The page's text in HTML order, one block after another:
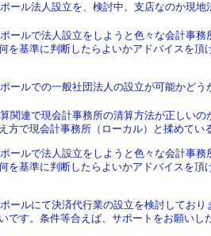
ール法人設立を、検討中。支店なのか現地
ールで法人設立をしようと色々な会計事務
を基準に判断したらよいかアドバイスを頂
ールでの一般社団法人の設立が可能かどう
算関連で現会計事務所の清算方法が正しい
方で現会計事務所（ローカル）と揉めてい
ールで法人設立をしようと色々な会計事務
を基準に判断したらよいかアドバイスを頂
ールにて決済代行業の設立を検討してお
です。条件等合えば、サポートをお願いし